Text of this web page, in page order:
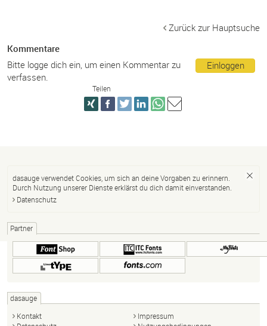
Zurück zur Hauptsuche
Kommentare
Einloggen
Bitte logge dich ein, um einen Kommentar zu
verfassen.
Teilen
dasauge verwendet Cookies, um sich an deine Vorgaben zu erinnern.
Durch Nutzung unserer Dienste erklärst du dich damit einverstanden.
Datenschutz
Partner
dasauge
Kontakt
Impressum